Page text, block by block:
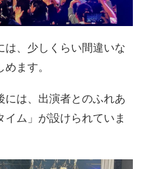
は、少しくらい間違いな
ます。
には、出演者とのふれあ
ム」が設けられていま